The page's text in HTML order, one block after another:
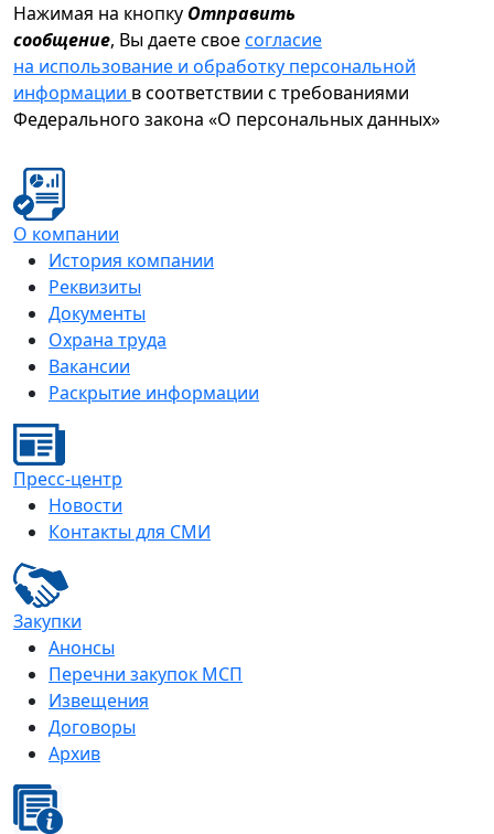
Нажимая на кнопку Отправить
сообщение, Вы даете своесогласие
на использование и обработку персональной
информации в соответствии с требованиями
Федерального закона «О персональных данных»
О компании
История компании
Реквизиты
Документы
Охрана труда
Вакансии
Раскрытие информации
Пресс-центр
Новости
Контакты для СМИ
Закупки
Анонсы
Перечни закупок МСП
Извещения
Договоры
Архив